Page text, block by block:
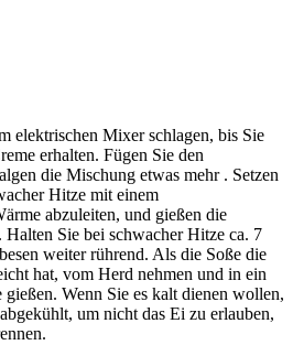
elektrischen Mixer schlagen, bis Sie
erhalten. Fügen Sie den
die Mischung etwas mehr . Setzen
Hitze mit einem
abzuleiten, und gießen die
Sie bei schwacher Hitze ca. 7
weiter rührend. Als die Soße die
hat, vom Herd nehmen und in ein
gießen. Wenn Sie es kalt dienen wollen,
um nicht das Ei zu erlauben,